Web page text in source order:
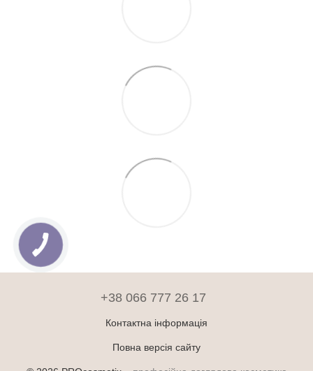
+38 066 777 26 17
Контактна інформація
Повна версія сайту